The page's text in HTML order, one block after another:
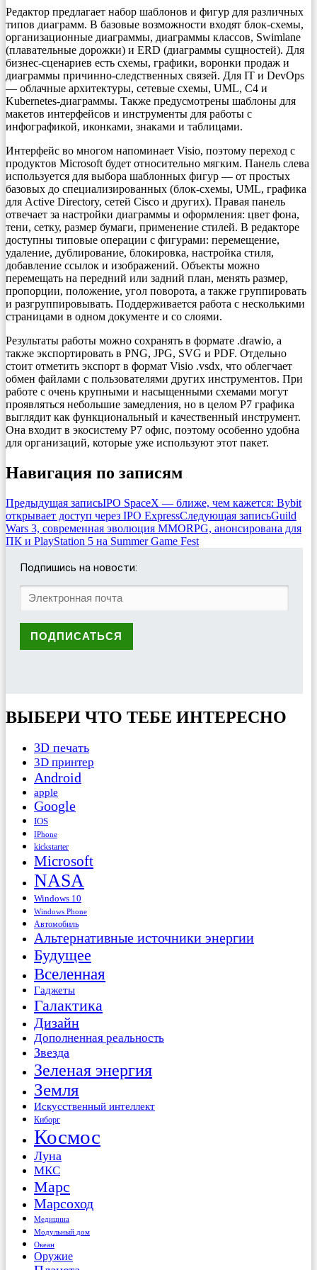
Редактор предлагает набор шаблонов и фигур для различных
типов диаграмм. В базовые возможности входят блок-схемы,
организационные диаграммы, диаграммы классов, Swimlane
(плавательные дорожки) и ERD (диаграммы сущностей). Для
бизнес-сценариев есть схемы, графики, воронки продаж и
диаграммы причинно-следственных связей. Для IT и DevOps
— облачные архитектуры, сетевые схемы, UML, C4 и
Kubernetes-диаграммы. Также предусмотрены шаблоны для
макетов интерфейсов и инструменты для работы с
инфографикой, иконками, знаками и таблицами.
Интерфейс во многом напоминает Visio, поэтому переход с
продуктов Microsoft будет относительно мягким. Панель слева
используется для выбора шаблонных фигур — от простых
базовых до специализированных (блок-схемы, UML, графика
для Active Directory, сетей Cisco и других). Правая панель
отвечает за настройки диаграммы и оформления: цвет фона,
тени, сетку, размер бумаги, применение стилей. В редакторе
доступны типовые операции с фигурами: перемещение,
удаление, дублирование, блокировка, настройка стиля,
добавление ссылок и изображений. Объекты можно
перемещать на передний или задний план, менять размер,
пропорции, положение, угол поворота, а также группировать
и разгруппировывать. Поддерживается работа с несколькими
страницами в одном документе и со слоями.
Результаты работы можно сохранять в формате .drawio, а
также экспортировать в PNG, JPG, SVG и PDF. Отдельно
стоит отметить экспорт в формат Visio .vsdx, что облегчает
обмен файлами с пользователями других инструментов. При
работе с очень крупными и насыщенными схемами могут
проявляться небольшие замедления, но в целом Р7 графика
выглядит как функциональный и качественный инструмент.
Она входит в экосистему Р7 офис, поэтому особенно удобна
для организаций, которые уже используют этот пакет.
Навигация по записям
Предыдущая записьIPO SpaceX — ближе, чем кажется: Bybit
открывает доступ через IPO ExpressСледующая записьGuild
Wars 3, современная эволюция MMORPG, анонсирована для
ПК и PlayStation 5 на Summer Game Fest
Подпишись на новости:
ВЫБЕРИ ЧТО ТЕБЕ ИНТЕРЕСНО
3D печать
3D принтер
Android
apple
Google
IOS
IPhone
kickstarter
Microsoft
NASA
Windows 10
Windows Phone
Автомобиль
Альтернативные источники энергии
Будущее
Вселенная
Гаджеты
Галактика
Дизайн
Дополненная реальность
Звезда
Зеленая энергия
Земля
Искусственный интеллект
Киборг
Космос
Луна
МКС
Марс
Марсоход
Медицина
Модульный дом
Океан
Оружие